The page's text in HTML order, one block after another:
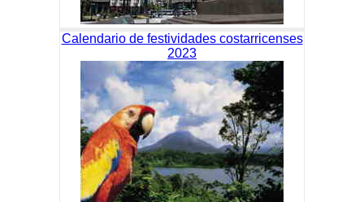
Calendario de festividades costarricenses
2023